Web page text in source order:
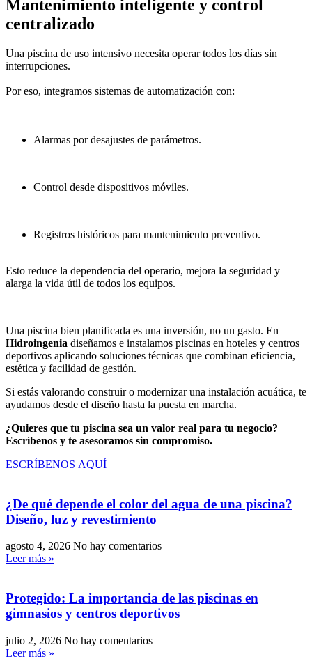
Mantenimiento inteligente y control
centralizado
Una piscina de uso intensivo necesita operar todos los días sin
interrupciones.
Por eso, integramos sistemas de automatización con:
Alarmas por desajustes de parámetros.
Control desde dispositivos móviles.
Registros históricos para mantenimiento preventivo.
Esto reduce la dependencia del operario, mejora la seguridad y
alarga la vida útil de todos los equipos.
Hidroingenia diseñamos e instalamos piscinas en hoteles y centros
deportivos aplicando soluciones técnicas que combinan eficiencia,
estética y facilidad de gestión.
Si estás valorando construir o modernizar una instalación acuática, te
ayudamos desde el diseño hasta la puesta en marcha.
¿Quieres que tu piscina sea un valor real para tu negocio?
Escríbenos y te asesoramos sin compromiso.
ESCRÍBENOS AQUÍ
¿De qué depende el color del agua de una piscina?
Diseño, luz y revestimiento
agosto 4, 2026 No hay comentarios
Leer más »
Protegido: La importancia de las piscinas en
gimnasios y centros deportivos
julio 2, 2026 No hay comentarios
Leer más »